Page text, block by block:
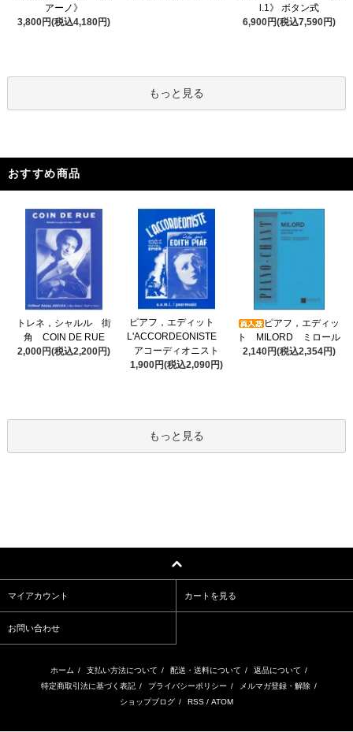
アーノ》
3,800円(税込4,180円)
l.1》 ボタン式
6,900円(税込7,590円)
もっと見る
おすすめ商品
トレネ，シャルル 街
角 COIN DE RUE
2,000円(税込2,200円)
ピアフ，エディット
L'ACCORDEONISTE
アコーディオニスト
1,900円(税込2,090円)
ピアフ，エディッ
ト MILORD ミロール
2,140円(税込2,354円)
もっと見る
マイアカウント カートを見る
お問い合わせ
ホーム / 支払い方法について / 配送・送料について / 返品について /
特定商取引法に基づく表記 / プライバシーポリシー / メルマガ登録・解除 /
ショップブログ / RSS / ATOM